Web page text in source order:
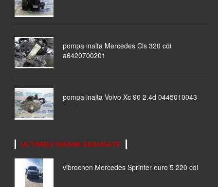
pompa inalta Mercedes Cls 320 cdi
a6420700201
pompa inalta Volvo Xc 90 2.4d 0445010043
ULTIMELE MASINI ADAUGATE
vibrochen Mercedes Sprinter euro 5 220 cdi